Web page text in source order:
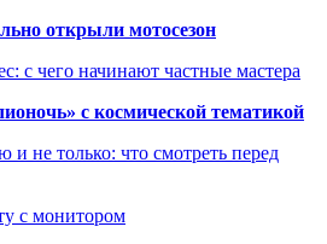
открыли мотосезон
с чего начинают частные мастера
с космической тематикой
и не только: что смотреть перед
с монитором